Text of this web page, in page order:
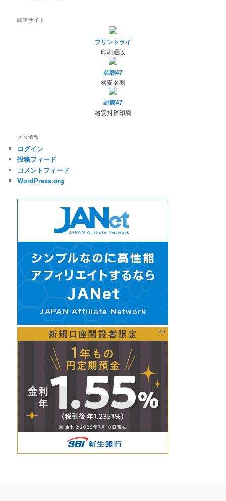
関連サイト
プリントライ
印刷通販
名刺47
格安名刺
封筒47
格安封筒印刷
メタ情報
ログイン
投稿フィード
コメントフィード
WordPress.org